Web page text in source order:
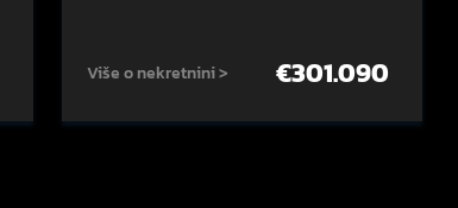
Više o nekretnini > €301.090